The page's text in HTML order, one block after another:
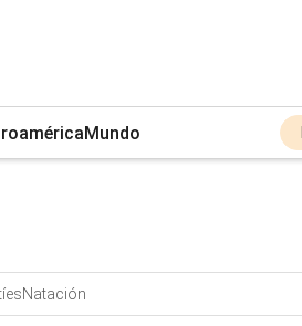
Mundo
Natación